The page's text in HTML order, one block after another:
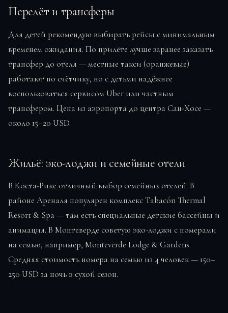
Перелёт и трансферы
Для детей рекомендую выбирать рейсы с минимальным
временем ожидания. По прилёте лучше заранее заказать
трансфер до отеля — местные такси (оранжевые)
работают по счётчику, но с детьми надёжнее
воспользоваться сервисом Uber или частным
трансфером. Цена из аэропорта до центра Сан-Хосе —
около 15–20 USD.
Жильё: эко-лоджи и семейные отели
В Коста-Рике отличный выбор семейных отелей. В
районе Ареналя популярен комплекс Tabacón Thermal
Resort & Spa — там есть специальные детские бассейны и
анимация. В Монтеверде советую эко-лоджи с номерами
на семью, например, Monteverde Lodge & Gardens.
Средняя стоимость номера на семью из 4 человек — 150–
250 USD за ночь в сухой сезон.